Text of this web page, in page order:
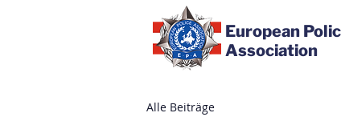
European
Association
Alle Beiträge